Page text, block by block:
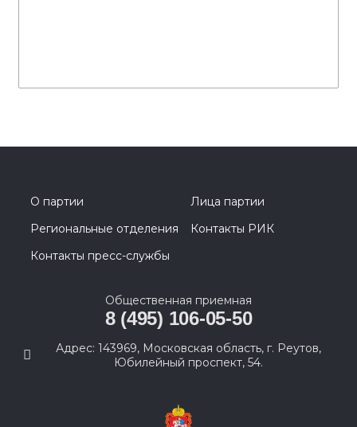
О партии
Лица партии
Региональные отделения
Контакты РИК
Контакты пресс-службы
Общественная приемная
8 (495) 106-05-50
Адрес: 143969, Московская область, г. Реутов,
Юбилейный проспект, 54.